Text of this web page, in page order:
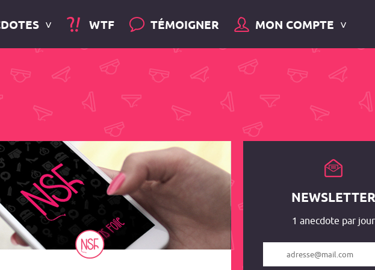
WTF TÉMOIGNER MON COMPTE
NEWSLETTER
1 anecdote par jour